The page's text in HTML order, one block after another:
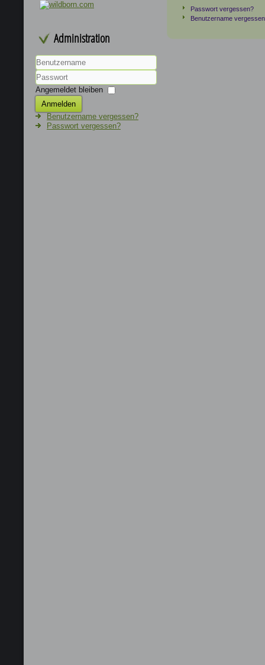
Administration
Benutzername
Passwort
Angemeldet bleiben
Anmelden
Benutzername vergessen?
Passwort vergessen?
Passwort vergessen?
Benutzername